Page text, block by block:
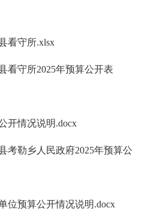
看守所.xlsx
看守所2025年预算公开表
开情况说明.docx
考勒乡人民政府2025年预算公
位预算公开情况说明.docx